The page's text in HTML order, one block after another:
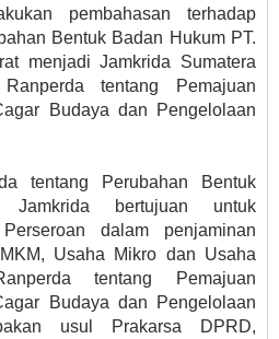
pembahasan terhadap
Bentuk Badan Hukum PT.
menjadi Jamkrida Sumatera
tentang Pemajuan
Budaya dan Pengelolaan
tentang Perubahan Bentuk
bertujuan untuk
dalam penjaminan
Usaha Mikro dan Usaha
tentang Pemajuan
Budaya dan Pengelolaan
usul Prakarsa DPRD,